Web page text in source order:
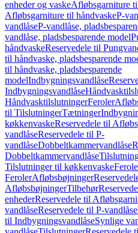
enheder og vaskeAfløbsgarniture
Afløbsgarniture til håndvaskeP-
vandlåseP-vandlåse,
vandlåse, pladsbesparende model
håndvaskeReservedele til
til håndvaske, pladsbesparende
til håndvaske, pladsbesparende
modelIndbygningsvandlåse
Indbygningsvandlåse
HåndvasktilslutningerFeroler
til TilslutningerTætninger
køkkenvaskeReservedele til
vandlåseReservedele til P-
vandlåseDobbeltkammervandlåse
Dobbeltkammervandlåse
Tilslutninger til køkkenvaske
FerolerAfløbsbøjninger
AfløbsbøjningerTilbehør
enhederReservedele til
vandlåseReservedele til P-vandlåse
til IndbygningsvandlåseSynlige